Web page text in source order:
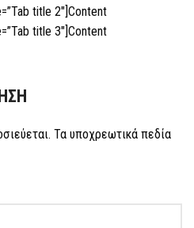
title 2″]Content
title 3″]Content
Τα υποχρεωτικά πεδία